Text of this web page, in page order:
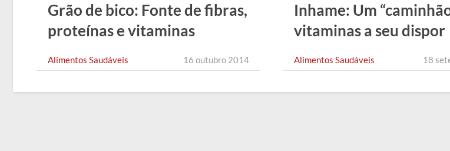
Grão de bico: Fonte de fibras,
proteínas e vitaminas
Alimentos Saudáveis 16 outubro 2014
Inhame: Um
vitaminas a seu dispor
Alimentos Saudáveis 18